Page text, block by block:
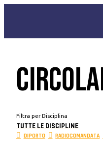
Filtra per Disciplina
TUTTE LE DISCIPLINE
DIPORTO RADIOCOMANDATA